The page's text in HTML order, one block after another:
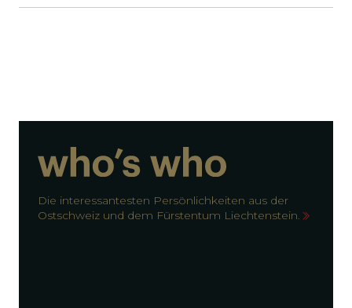
Die interessantesten Persönlichkeiten aus der
Ostschweiz und dem Fürstentum Liechtenstein.